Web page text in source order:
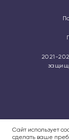
2021-
Сайт использует
сделать ваше